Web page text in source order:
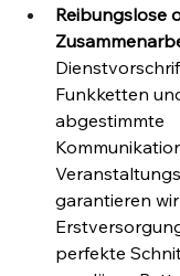
Reibungslose
Funkketten
abgestimmte
garantieren
perfekte